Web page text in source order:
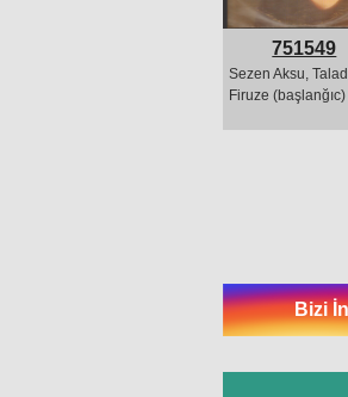
751549
Sezen Aksu,
Firuze (başlanğıc)
Bizi